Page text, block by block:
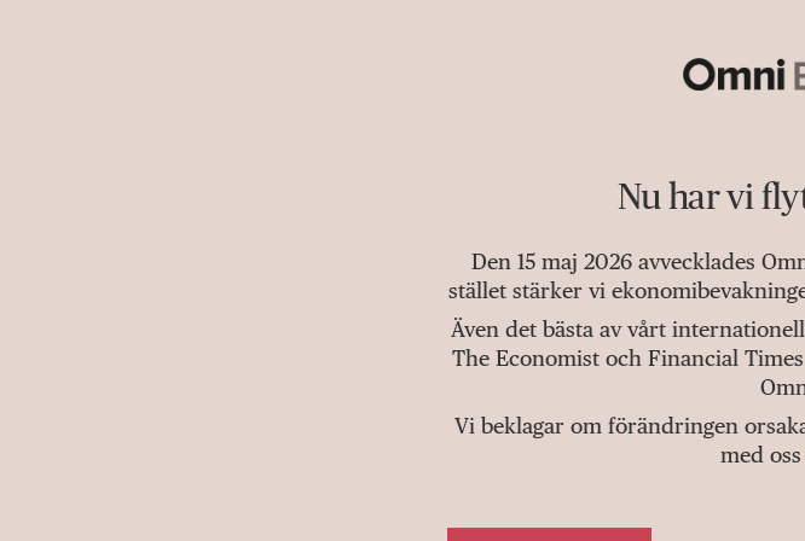
Nu har vi
Den 15 maj 2026 avvecklades
stället stärker vi
Även det bästa av vårt
The Economist och Financial
Vi beklagar om förändringen
med